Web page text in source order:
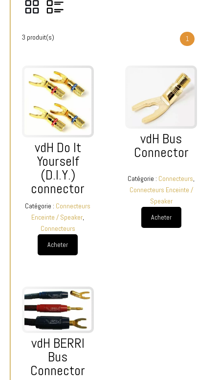
3 produit(s) 1
vdH Do It
Yourself
(D.I.Y.)
connector
Catégorie : Connecteurs
Enceinte / Speaker,
Connecteurs
Acheter
vdH Bus
Connector
Catégorie : Connecteurs,
Connecteurs Enceinte /
Speaker
Acheter
vdH BERRI
Bus
Connector